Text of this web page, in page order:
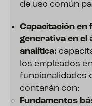
de uso común
Capacitación en
generativa en el
analítica:
los empleados
funcionalidades
contarán con:
Fundamentos